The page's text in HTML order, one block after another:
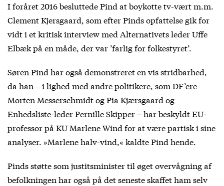
I foråret 2016 besluttede Pind at boykotte tv-vært m.m.
Clement Kjersgaard, som efter Pinds opfattelse gik for
vidt i et kritisk interview med Alternativets leder Uffe
Elbæk på en måde, der var ’farlig for folkestyret’.
Søren Pind har også demonstreret en vis stridbarhed,
da han – i lighed med andre politikere, som DF’ere
Morten Messerschmidt og Pia Kjærsgaard og
Enhedsliste-leder Pernille Skipper – har beskyldt EU-
professor på KU Marlene Wind for at være partisk i sine
analyser. »Marlene halv-vind,« kaldte Pind hende.
Pinds støtte som justitsminister til øget overvågning af
befolkningen har også på det seneste skaffet ham selv